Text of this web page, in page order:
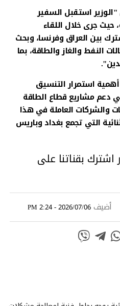
استقبل السفير
حيث جرى خلال اللقاء
بين العراق وفرنسا، وبحث
النفط والغاز والطاقة، بما
أهمية استمرار التنسيق
دعم مشاريع قطاع الطاقة
والشركات العاملة في هذا
التي تجمع بغداد وباريس
اشترك بقناتنا على
أضيف 2026/07/06 - 2:24 PM